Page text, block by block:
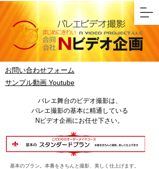
バレエ舞台のビデオ撮影は、
バレエ撮影の基本に精通している
Nビデオ企画にお任せ下さい。
サンプル動画 Youtube
お問い合わせフォーム
基本のプラン。本番をきちんと撮影、美しく仕上げます。